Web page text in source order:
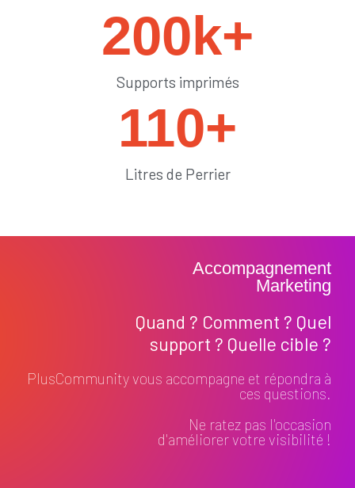
200k+
Supports imprimés
110+
Litres de Perrier
Accompagnement
Marketing
Quand ? Comment ? Quel
support ? Quelle cible ?
PlusCommunity vous accompagne et répondra à
ces questions.
Ne ratez pas l'occasion
d'améliorer votre visibilité !